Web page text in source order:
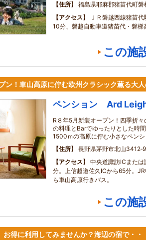
住所
福島県耶麻郡猪苗代町磐
アクセス
ＪＲ磐越西線猪苗
10分、磐越自動車道猪苗代・磐梯
この施
ン！車山高原に佇む欧州クラシック薫る大
ペンション Ard
R８年5月新装オープン！四季折
の料理とBarでゆったりとした時
1500ｍの高原に佇む小さなペン
住所
長野県茅野市北山
アクセス
中央道諏訪ICまた
分。上信越道佐久ICから65分。
ら車山高原行きバス。
この施
お得に利用してみませんか？海辺の宿で・・